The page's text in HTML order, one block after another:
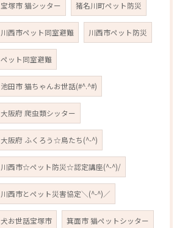
宝塚市 猫シッター 猪名川町ペット防災
川西市ペット同室避難 川西市ペット防災
ペット同室避難
池田市 猫ちゃんお世話(#^.^#)
大阪府 爬虫類シッター
大阪府 ふくろう☆鳥たち(^-^)
川西市☆ペット防災☆認定講座(^-^)/
川西市とペット災害協定＼(^-^)／
犬お世話宝塚市 箕面市 猫ペットシッター